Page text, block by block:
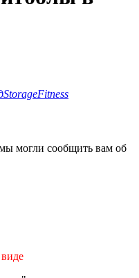
StorageFitness
могли сообщить вам об